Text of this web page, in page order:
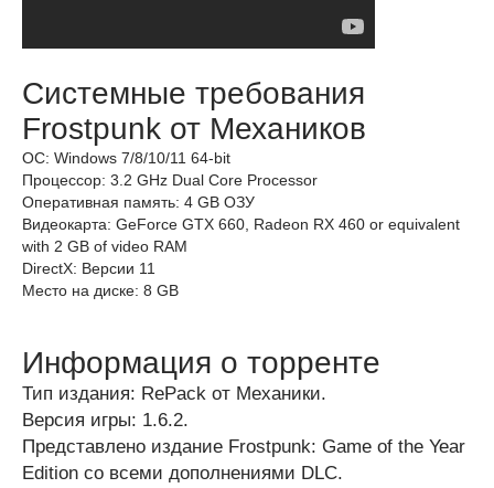
Системные требования
Frostpunk от Механиков
ОС: Windows 7/8/10/11 64-bit
Процессор: 3.2 GHz Dual Core Processor
Оперативная память: 4 GB ОЗУ
Видеокарта: GeForce GTX 660, Radeon RX 460 or equivalent
with 2 GB of video RAM
DirectX: Версии 11
Место на диске: 8 GB
Информация о торренте
Тип издания: RePack от Механики.
Версия игры: 1.6.2.
Представлено издание Frostpunk: Game of the Year
Edition со всеми дополнениями DLC.